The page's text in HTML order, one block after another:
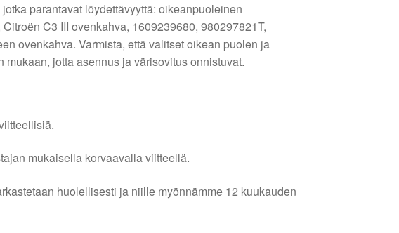
parantavat löydettävyyttä: oikeanpuoleinen
C3 III ovenkahva, 1609239680, 980297821T,
ovenkahva. Varmista, että valitset oikean puolen ja
mukaan, jotta asennus ja värisovitus onnistuvat.
mukaisella korvaavalla viitteellä.
huolellisesti ja niille myönnämme 12 kuukauden